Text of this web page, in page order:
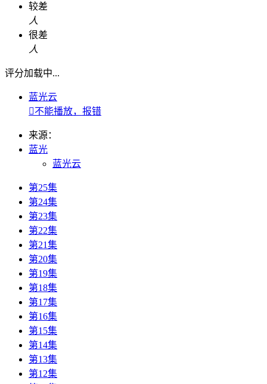
较差
人
很差
人
评分加载中...
蓝光云
不能播放，报错
来源：
蓝光
蓝光云
第25集
第24集
第23集
第22集
第21集
第20集
第19集
第18集
第17集
第16集
第15集
第14集
第13集
第12集